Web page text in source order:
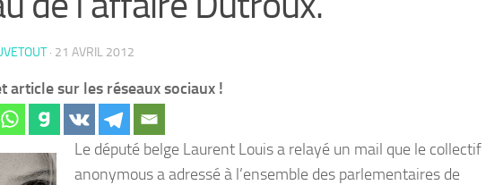
· 21 AVRIL 2012
article sur les réseaux sociaux !
Le député belge Laurent Louis a relayé un mail que le collectif
anonymous a adressé à l’ensemble des parlementaires de